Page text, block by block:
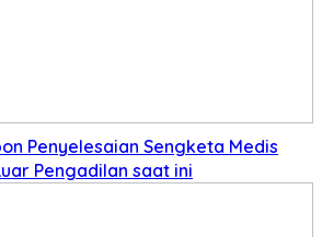
Penyelesaian Sengketa Medis
Pengadilan saat ini